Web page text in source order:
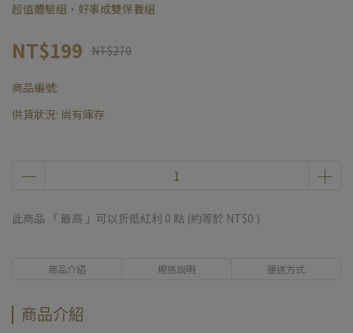
超值體驗組，好事成雙保養組
NT$199 NT$270
商品編號:
供貨狀況: 尚有庫存
此商品 「 最高 」可以折抵紅利 0 點 (約等於 NT$0 )
商品介紹 規格說明 運送方式
商品介紹